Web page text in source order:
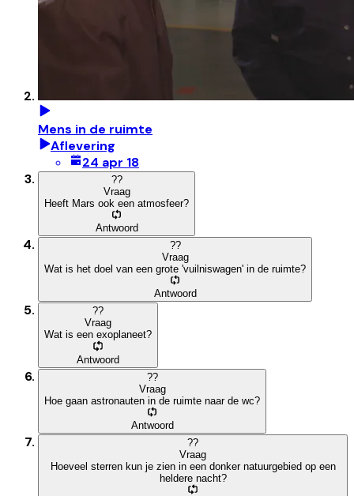
Mens in de ruimte
Aflevering
24 apr 18
??
Vraag
Heeft Mars ook een atmosfeer?
Antwoord
??
Vraag
Wat is het doel van een grote 'vuilniswagen' in de ruimte?
Antwoord
??
Vraag
Wat is een exoplaneet?
Antwoord
??
Vraag
Hoe gaan astronauten in de ruimte naar de wc?
Antwoord
??
Vraag
Hoeveel sterren kun je zien in een donker natuurgebied op een
heldere nacht?